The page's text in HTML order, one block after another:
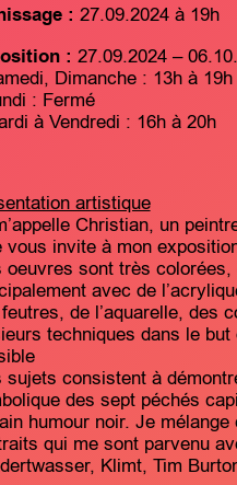
: 27.09.2024 à 19h
: 27.09.2024 –
Dimanche : 13h à 19h
: Fermé
à Vendredi : 16h à 20h
artistique
Christian, un
vous invite à mon
oeuvres sont très
avec de
de l’aquarelle, des
techniques dans le
sujets consistent à
des sept péchés
humour noir. Je
qui me sont parvenu
Klimt, Tim